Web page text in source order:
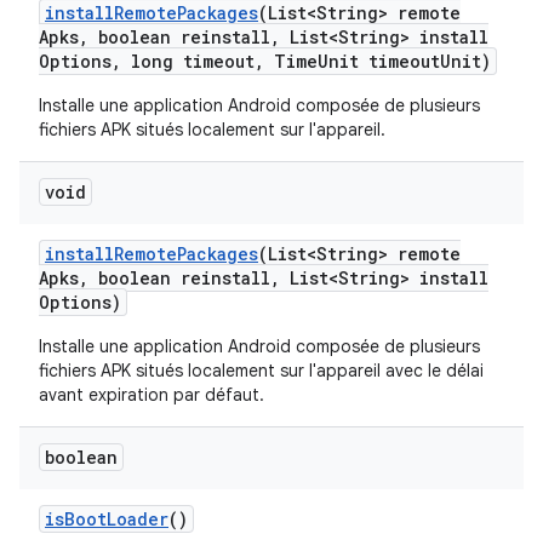
installRemotePackages(List<String> remote
Apks, boolean reinstall ,
List<String> install
Options, long timeout, TimeUnit timeoutUnit)
Installe une application Android composée de plusieurs
fichiers APK situés localement sur l'appareil.
void
installRemotePackages(List<String> remote
Apks, boolean reinstall ,
List<String> install
Options)
Installe une application Android composée de plusieurs
fichiers APK situés localement sur l'appareil avec le délai
avant expiration par défaut.
boolean
isBootLoader()